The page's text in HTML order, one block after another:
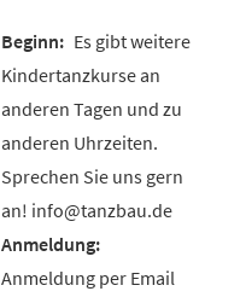
Es gibt weitere
Kindertanzkurse an
anderen Tagen und zu
anderen Uhrzeiten.
Sprechen Sie uns gern
an! info@tanzbau.de
Anmeldung per Email